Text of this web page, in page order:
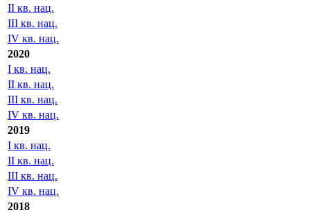
II кв. нац.
III кв. нац.
IV кв. нац.
2020
I кв. нац.
II кв. нац.
III кв. нац.
IV кв. нац.
2019
I кв. нац.
II кв. нац.
III кв. нац.
IV кв. нац.
2018